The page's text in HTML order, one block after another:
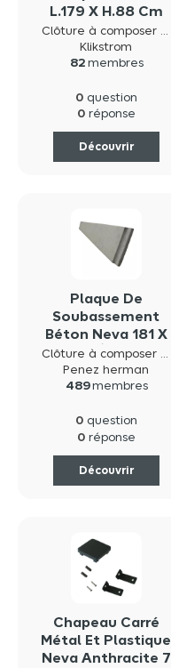
L.179 X H.88 Cm
Avec Cadre
Aluminium
Anthracite
Clôture à composer neva composite
Klikstrom
82 membres
0 question
0 réponse
Découvrir
Plaque De
Soubassement
Béton Neva 181 X
20 Cm Ép.35 MmClôture à composer neva composite
Penez herman
489membres
0 question
0 réponse
Découvrir
Chapeau Carré
Métal Et Plastique
Neva Anthracite 7